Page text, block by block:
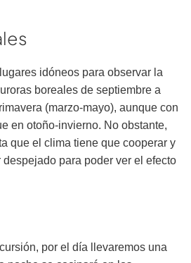
idóneos para observar la
boreales de septiembre a
(marzo-mayo), aunque con
en otoño-invierno. No obstante,
que el clima tiene que cooperar y
para poder ver el efecto
por el día llevaremos una